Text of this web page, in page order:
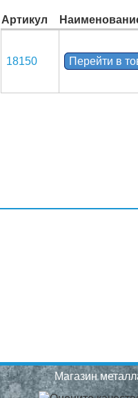
Артикул
18150 Перейти в
Магазин